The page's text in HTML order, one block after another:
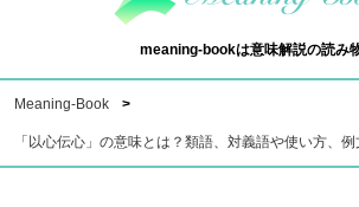
meaning-bookは意味解説の読み
Meaning-Book
「以心伝心」の意味とは？類語、対義語や使い方、例